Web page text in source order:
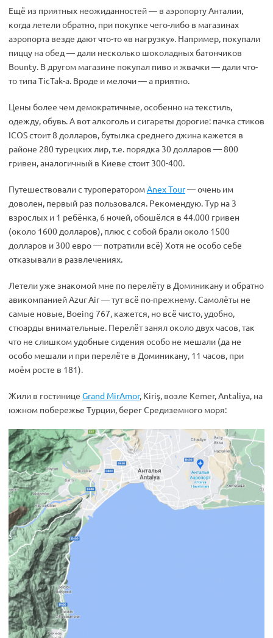
Ещё из приятных неожиданностей — в аэропорту Анталии,
когда летели обратно, при покупке чего-либо в магазинах
аэропорта везде дают что-то «в нагрузку». Например, покупали
пиццу на обед — дали несколько шоколадных батончиков
Bounty. В другом магазине покупал пиво и жвачки — дали что-
то типа TicTak-а. Вроде и мелочи — а приятно.
Цены более чем демократичные, особенно на текстиль,
одежду, обувь. А вот алкоголь и сигареты дорогие: пачка стиков
ICOS стоит 8 долларов, бутылка среднего джина кажется в
районе 280 турецких лир, т.е. порядка 30 долларов — 800
гривен, аналогичный в Киеве стоит 300-400.
Путешествовали с туроператоромAnex Tour— очень им
доволен, первый раз пользовался. Рекомендую. Тур на 3
взрослых и 1 ребёнка, 6 ночей, обошёлся в 44.000 гривен
(около 1600 долларов), плюс с собой брали около 1500
долларов и 300 евро — потратили всё) Хотя не особо себе
отказывали в развлечениях.
Летели уже знакомой мне по перелёту в Доминикану и обратно
авикомпанией Azur Air — тут всё по-прежнему. Самолёты не
самые новые, Boeing 767, кажется, но всё чисто, удобно,
стюарды внимательные. Перелёт занял около двух часов, так
что не слишком удобные сидения особо не мешали (да не
особо мешали и при перелёте в Доминикану, 11 часов, при
моём росте в 181).
Жили в гостинице Grand MirAmor, Kiriş, возле Kemer, Antaliya, на
южном побережье Турции, берег Средиземного моря: